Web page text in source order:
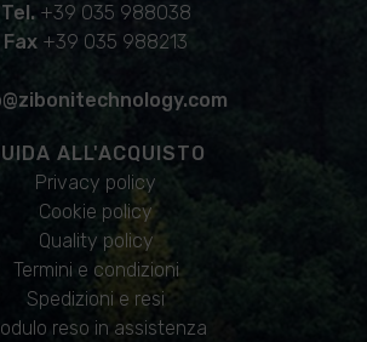
Tel.+39 035 988038
Fax +39 035 988213
ALL'ACQUISTO
Privacy policy
Cookie policy
Quality policy
Termini e condizioni
Spedizioni e resi
reso in assistenza